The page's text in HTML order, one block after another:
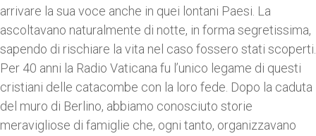
arrivare la sua voce anche in quei lontani Paesi. La
ascoltavano naturalmente di notte, in forma segretissima,
sapendo di rischiare la vita nel caso fossero stati scoperti.
Per 40 anni la Radio Vaticana fu l’unico legame di questi
cristiani delle catacombe con la loro fede. Dopo la caduta
del muro di Berlino, abbiamo conosciuto storie
meravigliose di famiglie che, ogni tanto, organizzavano